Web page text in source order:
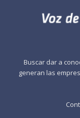
Buscar dar a
generan las